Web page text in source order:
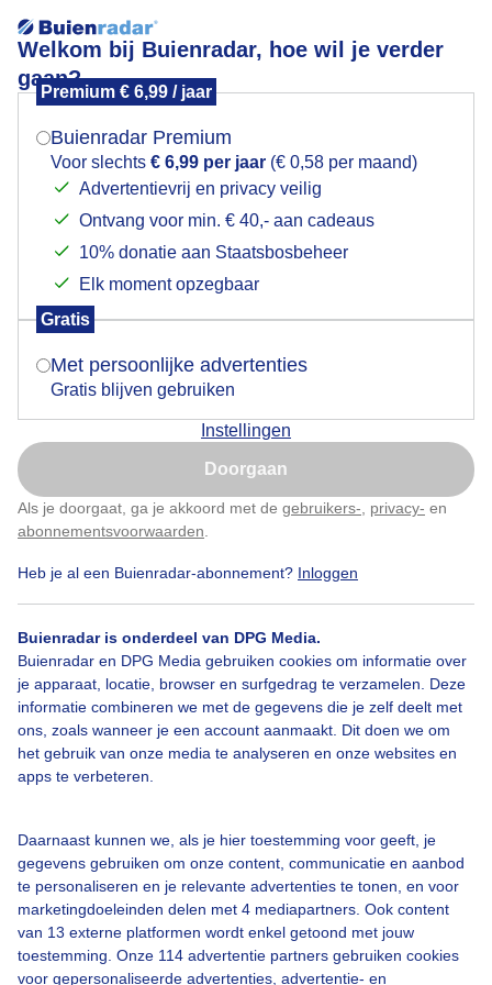
Welkom bij Buienradar, hoe wil je verder
gaan?
Premium € 6,99 / jaar
Buienradar Premium
Voor slechts € 6,99 per jaar (€ 0,58 per maand)
Advertentievrij en privacy veilig
Ontvang voor min. € 40,- aan cadeaus
10% donatie aan Staatsbosbeheer
Elk moment opzegbaar
Gratis
Met persoonlijke advertenties
Gratis blijven gebruiken
Instellingen
Doorgaan
Als je doorgaat, ga je akkoord met de gebruikers- privacy- en
abonnementsvoorwaarden
Heb je al een Buienradar-abonnement? Inloggen
Buienradar is onderdeel van DPG Media.
Buienradar en DPG Media gebruiken cookies om informatie over
je apparaat, locatie, browser en surfgedrag te verzamelen. Deze
informatie combineren we met de gegevens die je zelf deelt met
ons, zoals wanneer je een account aanmaakt. Dit doen we om
het gebruik van onze media te analyseren en onze websites en
apps te verbeteren.
Daarnaast kunnen we, als je hier toestemming voor geeft, je
gegevens gebruiken om onze content, communicatie en aanbod
te personaliseren en je relevante advertenties te tonen, en voor
marketingdoeleinden delen met 4 mediapartners. Ook content
van 13 externe platformen wordt enkel getoond met jouw
toestemming. Onze 114 advertentie partners gebruiken cookies
voor gepersonaliseerde advertenties, advertentie- en
zeehondje
Een moment geduld aub...
Populaire categorieën
Lente
Zomer
Over Buienradar
Bedrijfsgegevens
Veelgestelde vragen
Contact
Toegankelijkheid
Buienradar Team
Privacy beleid
Cookie beleid
Privacy instellingen
Mogen we je locatie gebruiken voor het
Indien je hier nog geen akkoord op hebt gegeven,
verschijnt er zo een pop-up uit je browser waarin
Is goed, toon de popup
Nu niet, misschien later
Klik hierom dit aan te passen